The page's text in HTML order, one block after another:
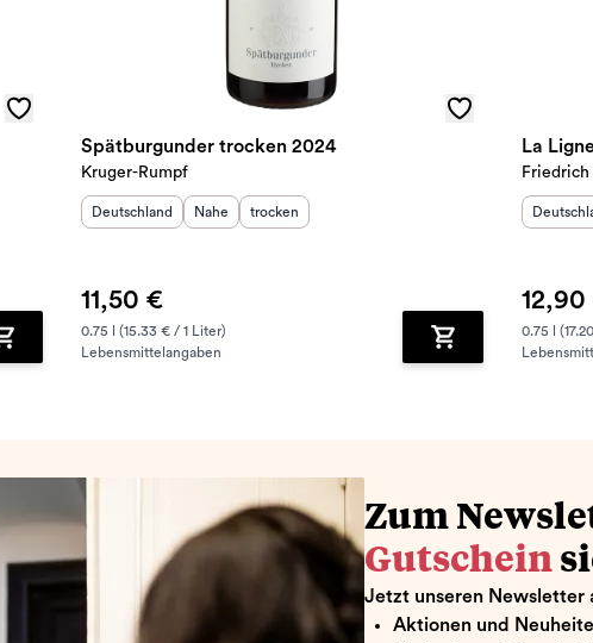
Zum Warenkorb hinzufügen
Spätburgunder trocken 2024
Kruger-Rumpf
Herkunftsland
Deutschland Herkunftsregion
Nahe Geschmack
trocken
11,50 €
0.75 l (15.33 € / 1 Liter)
Lebensmittelangaben
Zum Warenkorb
La
Friedrich
12,90
0.75 l
Zum
Gutschein
Jetzt unseren Newsletter
Aktionen und